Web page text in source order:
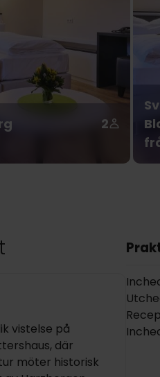
2
vistelse på
där
möter historisk